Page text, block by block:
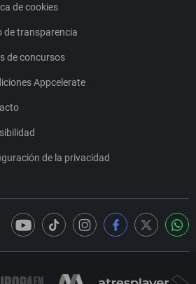
de cookies
de transparencia
de concursos
Appcelerate
de la privacidad